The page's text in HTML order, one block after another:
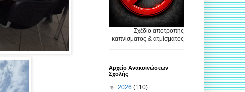
Σχέδιο αποτροπής
καπνίσματος & ατμίσματος
Αρχείο Ανακοινώσεων
Σχολής
▼ 2026 (110)